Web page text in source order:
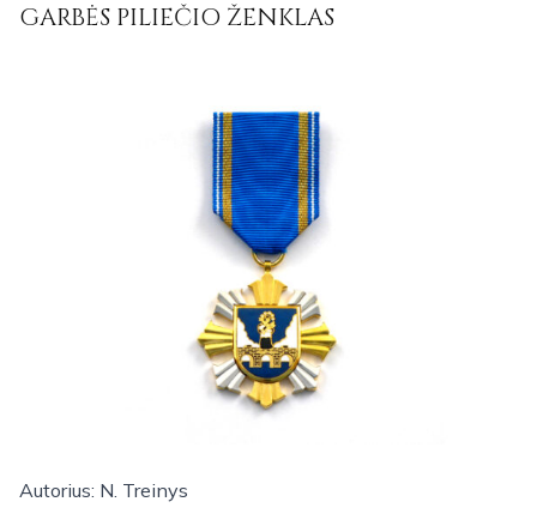
GARBĖS PILIEČIO ŽENKLAS
Autorius: N. Treinys